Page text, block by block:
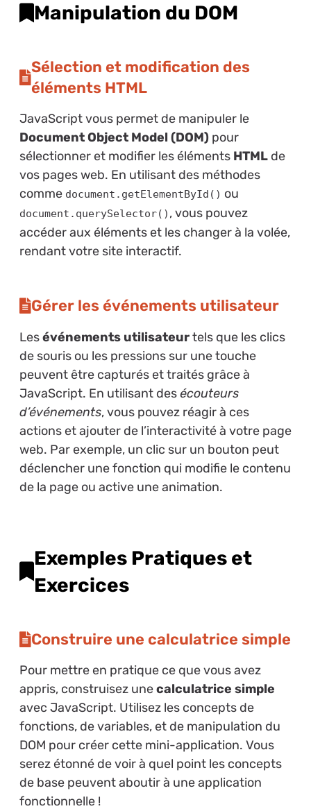
Manipulation du DOM
Sélection et modification des
éléments HTML
JavaScript vous permet de manipuler le
Document Object Model (DOM)pour
sélectionner et modifier les éléments HTMLde
vos pages web. En utilisant des méthodes
comme document.getElementById() ou
document.querySelector() , vous pouvez
accéder aux éléments et les changer à la volée,
rendant votre site interactif.
Gérer les événements utilisateur
Lesévénements utilisateurtels que les clics
de souris ou les pressions sur une touche
peuvent être capturés et traités grâce à
JavaScript. En utilisant desécouteurs
d’événements, vous pouvez réagir à ces
actions et ajouter de l’interactivité à votre page
web. Par exemple, un clic sur un bouton peut
déclencher une fonction qui modifie le contenu
de la page ou active une animation.
Exemples Pratiques et
Exercices
Construire une calculatrice simple
Pour mettre en pratique ce que vous avez
appris, construisez unecalculatrice simple
avec JavaScript. Utilisez les concepts de
fonctions, de variables, et de manipulation du
DOM pour créer cette mini-application. Vous
serez étonné de voir à quel point les concepts
de base peuvent aboutir à une application
fonctionnelle !